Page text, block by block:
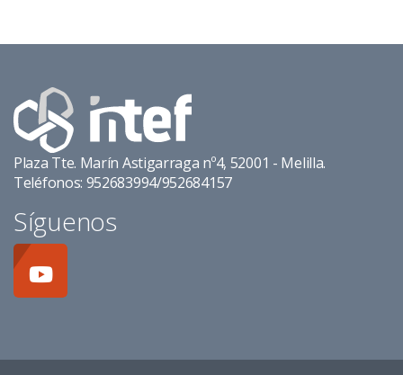
Plaza Tte. Marín Astigarraga nº4, 52001 - Melilla.
Teléfonos: 952683994/952684157
Síguenos